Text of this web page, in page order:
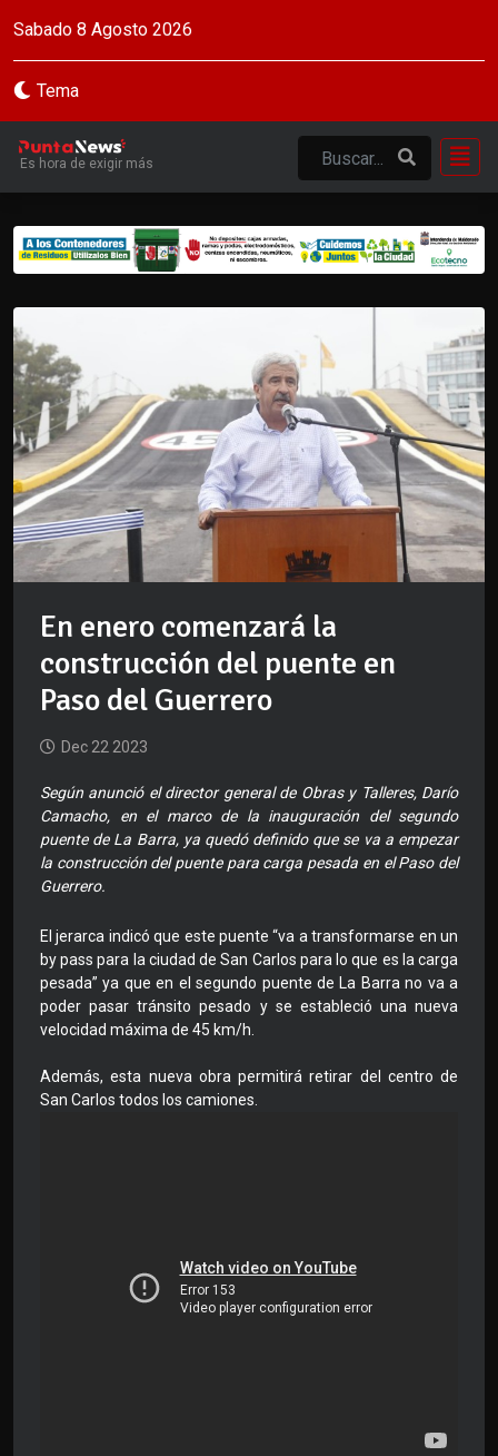
Sabado 8 Agosto 2026
Tema
Es hora de exigir más
En enero comenzará la
construcción del puente en
Paso del Guerrero
Dec 22 2023
Según anunció el director general de Obras y Talleres, Darío
Camacho, en el marco de la inauguración del segundo
puente de La Barra, ya quedó definido que se va a empezar
la construcción del puente para carga pesada en el Paso del
Guerrero.
El jerarca indicó que este puente “va a transformarse en un
by pass para la ciudad de San Carlos para lo que es la carga
pesada” ya que en el segundo puente de La Barra no va a
poder pasar tránsito pesado y se estableció una nueva
velocidad máxima de 45 km/h.
Además, esta nueva obra permitirá retirar del centro de
San Carlos todos los camiones.